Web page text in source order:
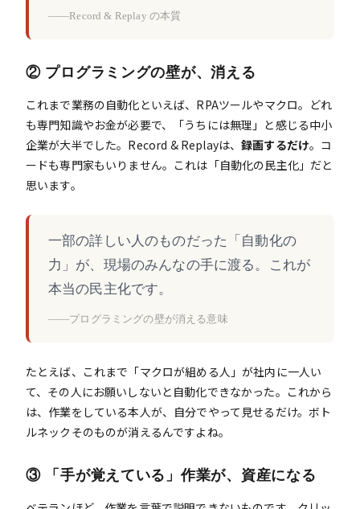
——Record & Replay の本質
② プログラミングの壁が、消える
これまで業務の自動化といえば、RPAツールやマクロ。どれ
も専門知識やお金が必要で、「うちには無理」と感じる中小
企業が大半でした。Record & Replayは、録画するだけ。コ
ードも専門家もいりません。これは「自動化の民主化」だと
思います。
一部の詳しい人のものだった「自動化の
力」が、現場のみんなの手に渡る。これが
本当の民主化です。
——プログラミングの壁が消える意味
たとえば、これまで「マクロが組める人」が社内に一人い
て、その人にお願いしないと自動化できなかった。これから
は、作業をしている本人が、自分でやって見せるだけ。ボト
ルネックそのものが消えるんですよね。
③ 「手が覚えている」作業が、資産になる